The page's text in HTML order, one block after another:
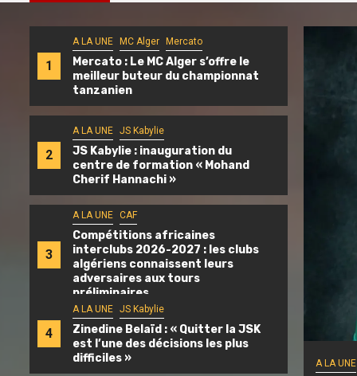
1
A LA UNE MC Alger Mercato
Mercato : Le MC Alger s’offre le
meilleur buteur du championnat
tanzanien
2
A LA UNE JS Kabylie
JS Kabylie : inauguration du
centre de formation « Mohand
Cherif Hannachi »
3
A LA UNE CAF
Compétitions africaines
interclubs 2026-2027 : les clubs
algériens connaissent leurs
adversaires aux tours
préliminaires
4
A LA UNE JS Kabylie
Zinedine Belaïd : « Quitter la JSK
est l’une des décisions les plus
difficiles »
A LA UNE